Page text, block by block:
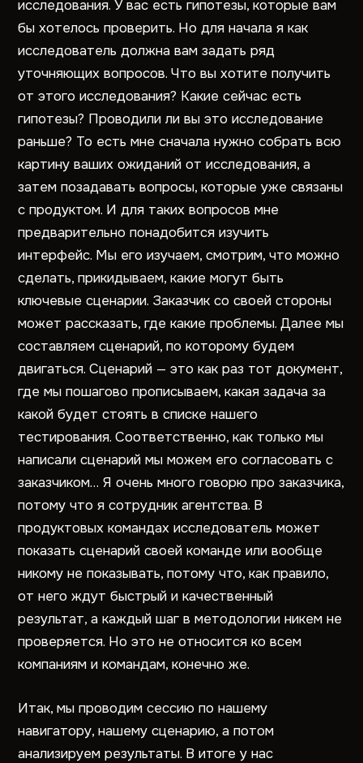
исследования. У вас есть гипотезы, которые вам
бы хотелось проверить. Но для начала я как
исследователь должна вам задать ряд
уточняющих вопросов. Что вы хотите получить
от этого исследования? Какие сейчас есть
гипотезы? Проводили ли вы это исследование
раньше? То есть мне сначала нужно собрать всю
картину ваших ожиданий от исследования, а
затем позадавать вопросы, которые уже связаны
с продуктом. И для таких вопросов мне
предварительно понадобится изучить
интерфейс. Мы его изучаем, смотрим, что можно
сделать, прикидываем, какие могут быть
ключевые сценарии. Заказчик со своей стороны
может рассказать, где какие проблемы. Далее мы
составляем сценарий, по которому будем
двигаться. Сценарий — это как раз тот документ,
где мы пошагово прописываем, какая задача за
какой будет стоять в списке нашего
тестирования. Соответственно, как только мы
написали сценарий мы можем его согласовать с
заказчиком… Я очень много говорю про заказчика,
потому что я сотрудник агентства. В
продуктовых командах исследователь может
показать сценарий своей команде или вообще
никому не показывать, потому что, как правило,
от него ждут быстрый и качественный
результат, а каждый шаг в методологии никем не
проверяется. Но это не относится ко всем
компаниям и командам, конечно же.
Итак, мы проводим сессию по нашему
навигатору, нашему сценарию, а потом
анализируем результаты. В итоге у нас